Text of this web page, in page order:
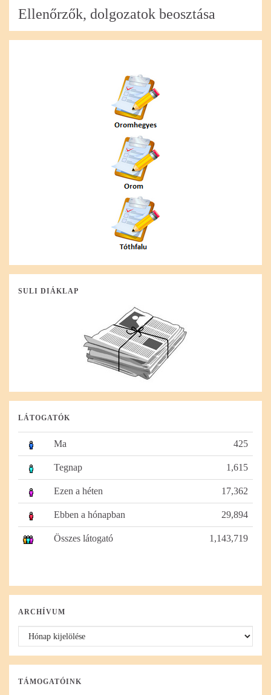
Ellenőrzők, dolgozatok beosztása
SULI DIÁKLAP
LÁTOGATÓK
Ma 425
Tegnap 1,615
Ezen a héten 17,362
Ebben a hónapban 29,894
Összes látogató 1,143,719
ARCHÍVUM
Archívum
TÁMOGATÓINK